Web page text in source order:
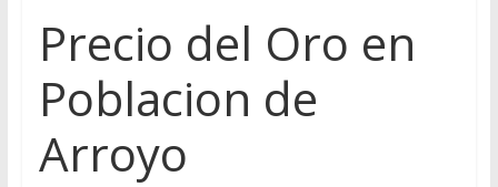
Precio del Oro en
Poblacion de
Arroyo